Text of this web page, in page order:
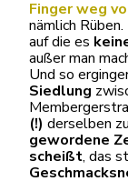
Finger weg
nämlich
auf die es
außer man
Und so
Siedlung
(!) derselben zu
gewordene
scheißt, das